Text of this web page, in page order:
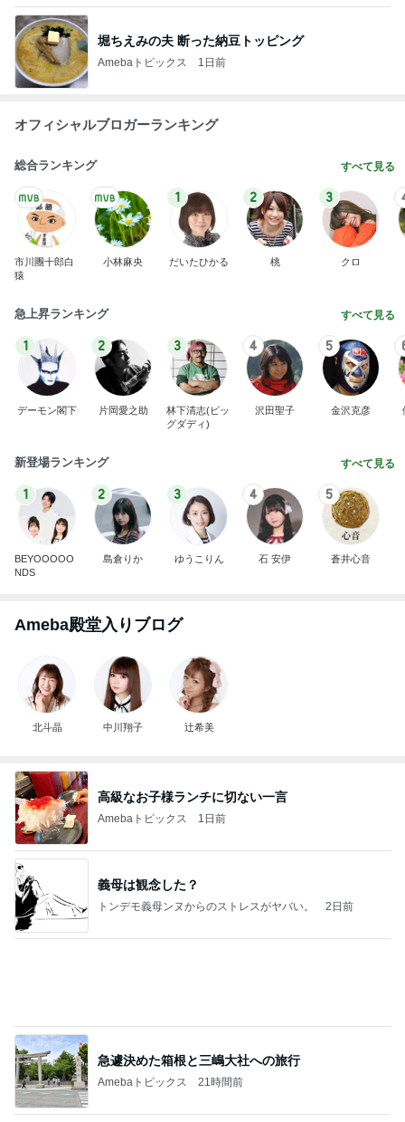
堀ちえみの夫 断った納豆トッピング
Amebaトピックス 1日前
オフィシャルブロガーランキング
総合ランキング すべて見る
市川團十郎白
猿
小林麻央
1
だいたひかる
2
桃
3
クロ
急上昇ランキング すべて見る
1
デーモン閣下
2
片岡愛之助
3
林下清志(ビッ
グダディ)
4
沢田聖子
5
金沢克彦
新登場ランキング すべて見る
1
BEYOOOOO
NDS
2
島倉りか
3
ゆうこりん
4
石 安伊
5
蒼井心音
Ameba殿堂入りブログ
北斗晶 中川翔子 辻希美
高級なお子様ランチに切ない一言
Amebaトピックス 1日前
義母は観念した？
トンデモ義母ンヌからのストレスがヤバい。 2日前
(長期保存カレーライスセット)
たかたんのコストコ通への道